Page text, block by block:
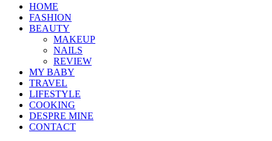
HOME
FASHION
BEAUTY
MAKEUP
NAILS
REVIEW
MY BABY
TRAVEL
LIFESTYLE
COOKING
DESPRE MINE
CONTACT